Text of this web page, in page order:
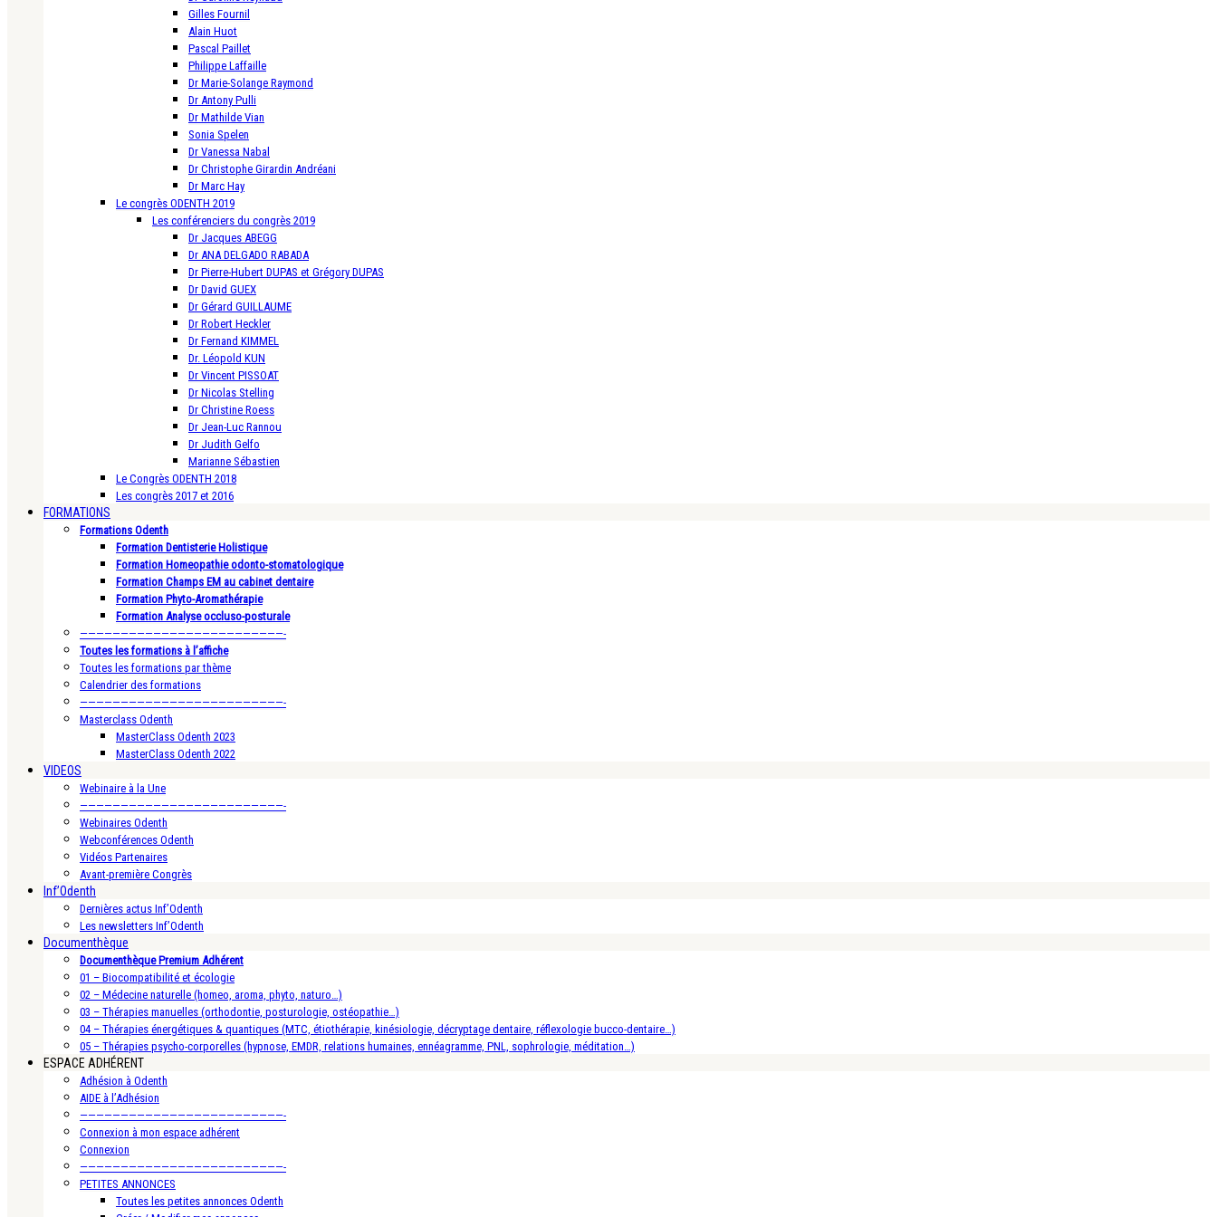
Gilles Fournil
Alain Huot
Pascal Paillet
Philippe Laffaille
Dr Marie-Solange Raymond
Dr Antony Pulli
Dr Mathilde Vian
Sonia Spelen
Dr Vanessa Nabal
Dr Christophe Girardin Andréani
Dr Marc Hay
Le congrès ODENTH 2019
Les conférenciers du congrès 2019
Dr Jacques ABEGG
Dr ANA DELGADO RABADA
Dr Pierre-Hubert DUPAS et Grégory DUPAS
Dr David GUEX
Dr Gérard GUILLAUME
Dr Robert Heckler
Dr Fernand KIMMEL
Dr. Léopold KUN
Dr Vincent PISSOAT
Dr Nicolas Stelling
Dr Christine Roess
Dr Jean-Luc Rannou
Dr Judith Gelfo
Marianne Sébastien
Le Congrès ODENTH 2018
Les congrès 2017 et 2016
FORMATIONS
Formations Odenth
Formation Dentisterie Holistique
Formation Homeopathie odonto-stomatologique
Formation Champs EM au cabinet dentaire
Formation Phyto-Aromathérapie
Formation Analyse occluso-posturale
—————————————————————————-
Toutes les formations à l’affiche
Toutes les formations par thème
Calendrier des formations
—————————————————————————-
Masterclass Odenth
MasterClass Odenth 2023
MasterClass Odenth 2022
VIDEOS
Webinaire à la Une
—————————————————————————-
Webinaires Odenth
Webconférences Odenth
Vidéos Partenaires
Avant-première Congrès
Inf’Odenth
Dernières actus Inf’Odenth
Les newsletters Inf’Odenth
Documenthèque
Documenthèque Premium Adhérent
01 – Biocompatibilité et écologie
02 – Médecine naturelle (homeo, aroma, phyto, naturo…)
03 – Thérapies manuelles (orthodontie, posturologie, ostéopathie…)
04 – Thérapies énergétiques & quantiques (MTC, étiothérapie, kinésiologie, décryptage dentaire, réflexologie bucco-dentaire…)
05 – Thérapies psycho-corporelles (hypnose, EMDR, relations humaines, ennéagramme, PNL, sophrologie, méditation…)
ESPACE ADHÉRENT
Adhésion à Odenth
AIDE à l’Adhésion
—————————————————————————-
Connexion à mon espace adhérent
Connexion
—————————————————————————-
PETITES ANNONCES
Toutes les petites annonces Odenth